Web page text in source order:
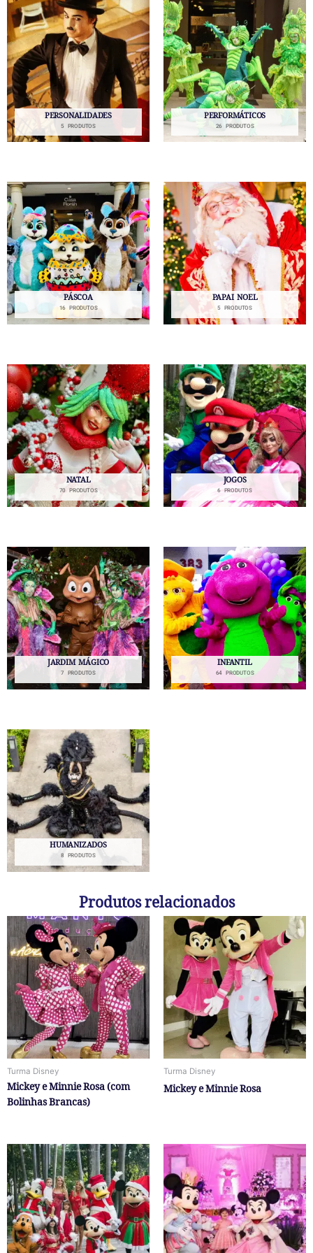
PERSONALIDADES
5 PRODUTOS
PERFORMÁTICOS
26 PRODUTOS
PÁSCOA
16 PRODUTOS
PAPAI NOEL
5 PRODUTOS
NATAL
70 PRODUTOS
JOGOS
6 PRODUTOS
JARDIM MÁGICO
7 PRODUTOS
INFANTIL
64 PRODUTOS
HUMANIZADOS
8 PRODUTOS
Produtos relacionados
Turma Disney
Mickey e Minnie Rosa (com
Bolinhas Brancas)
Turma Disney
Mickey e Minnie Rosa